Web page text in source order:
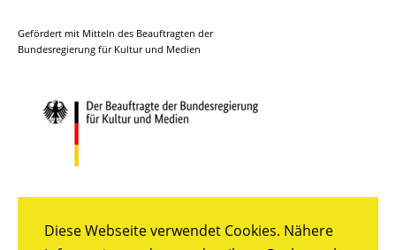
Diese Webseite verwendet Cookies. Nähere
Gefördert mit Mitteln des Beauftragten der
Bundesregierung für Kultur und Medien